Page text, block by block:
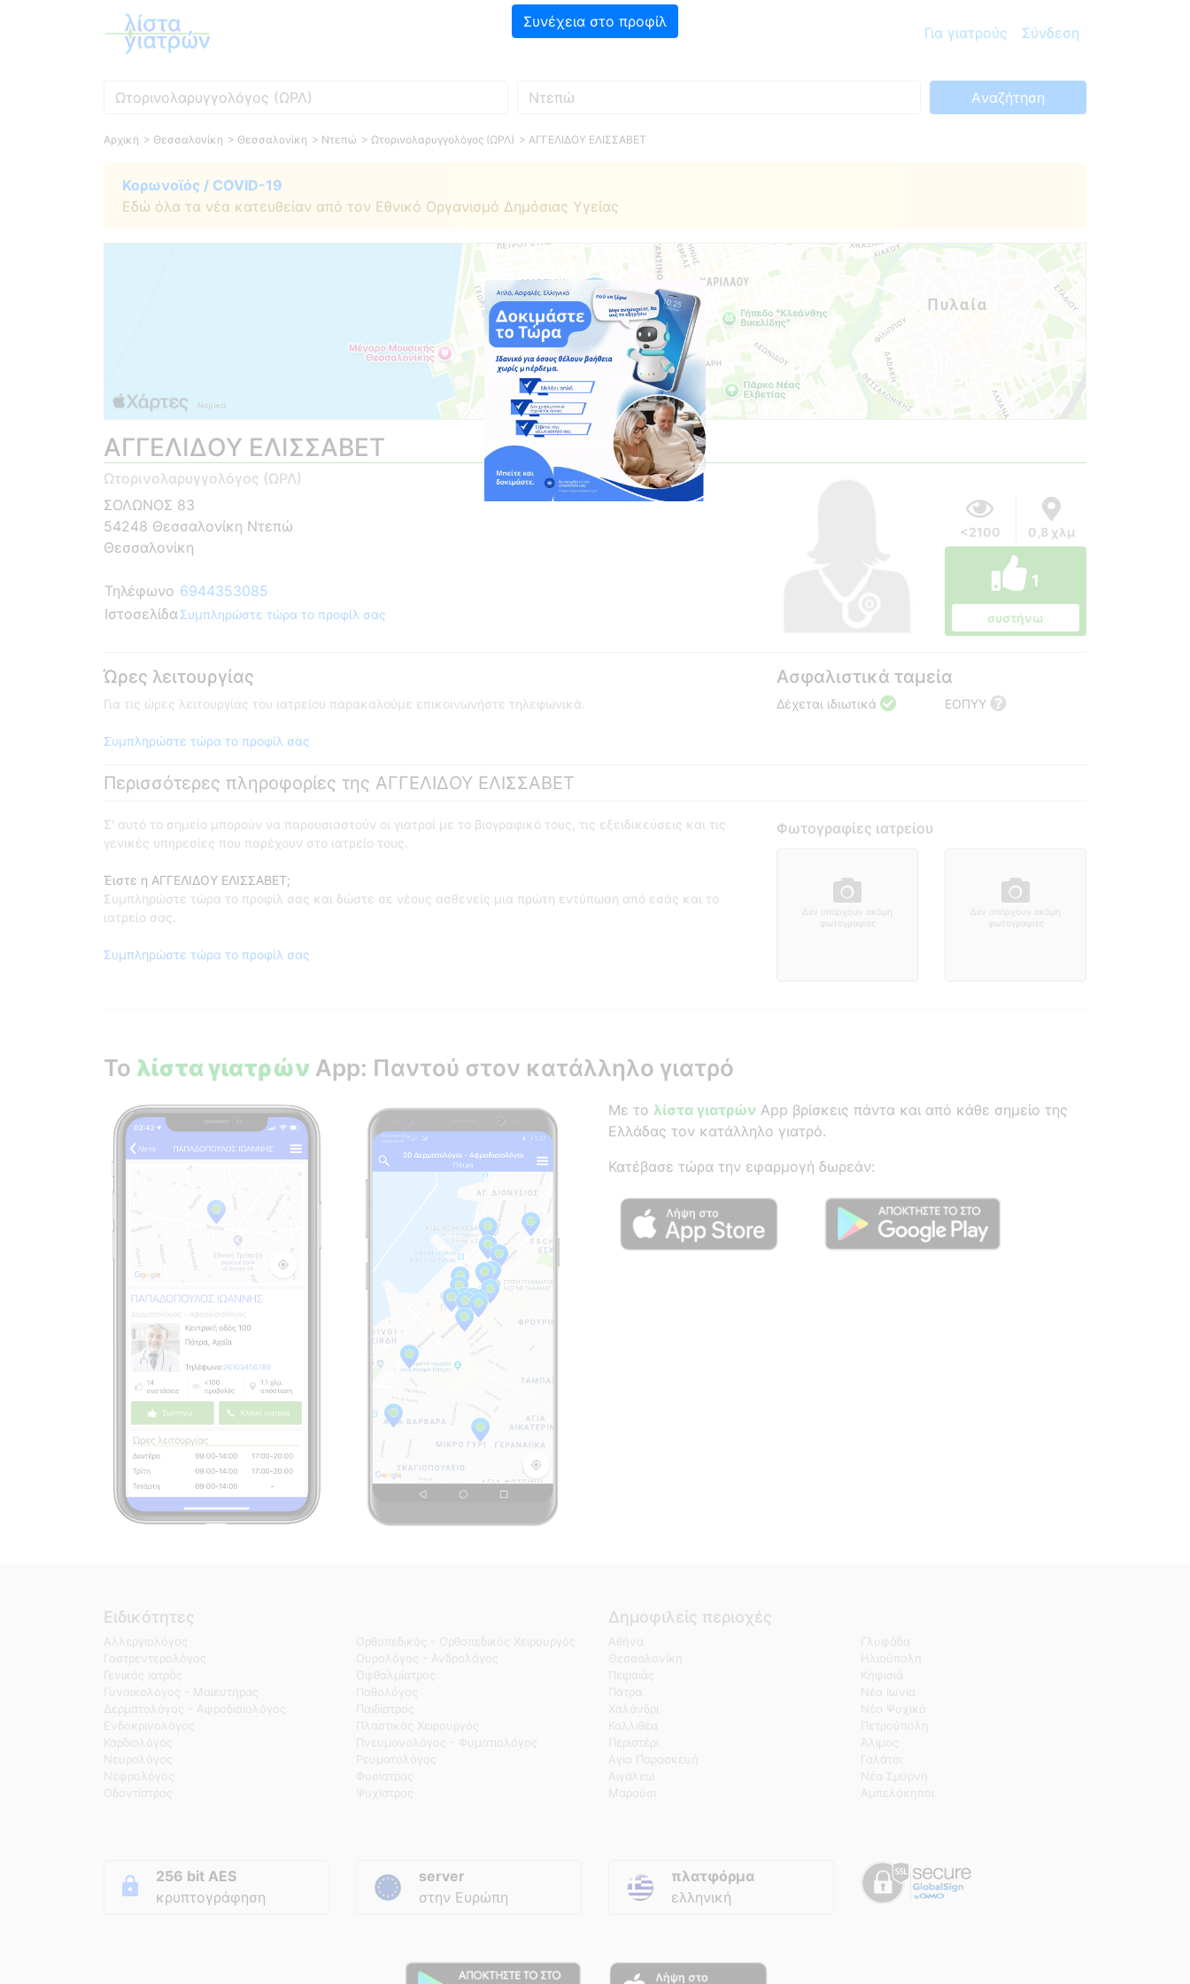
Για γιατρούς Σύνδεση
Συνέχεια στο προφίλ
Ειδικότητα Πού Aναζήτηση
Αρχική > Θεσσαλονίκη > Θεσσαλονίκη > Ντεπώ > Ωτορινολαρυγγολόγος (ΩΡΛ) > ΑΓΓΕΛΙΔΟΥ ΕΛΙΣΣΑΒΕΤ
Κορωνοϊός / COVID-19
Εδώ όλα τα νέα κατευθείαν από τον Εθνικό Οργανισμό Δημόσιας Υγείας
ΑΓΓΕΛΙΔΟΥ ΕΛΙΣΣΑΒΕΤ
Ωτορινολαρυγγολόγος (ΩΡΛ)
ΣΟΛΩΝΟΣ 83
54248 Θεσσαλονίκη Ντεπώ
Θεσσαλονίκη
Τηλέφωνο 6944353085
Ιστοσελίδα Συμπληρώστε τώρα το προφίλ σας
<2100 0,8 χλμ
1
συστήνω
Ώρες λειτουργίας
Για τις ώρες λειτουργίας του ιατρείου παρακαλούμε επικοινωνήστε τηλεφωνικά.
Συμπληρώστε τώρα το προφίλ σας
Ασφαλιστικά ταμεία
Δέχεται ιδιωτικά ΕΟΠΥΥ
Περισσότερες πληροφορίες της ΑΓΓΕΛΙΔΟΥ ΕΛΙΣΣΑΒΕΤ
Σ' αυτό το σημείο μπορούν να παρουσιαστούν οι γιατροί με το βιογραφικό τους, τις εξειδικεύσεις και τις
γενικές υπηρεσίες που παρέχουν στο ιατρείο τους.
Έιστε η ΑΓΓΕΛΙΔΟΥ ΕΛΙΣΣΑΒΕΤ;
Συμπληρώστε τώρα το προφίλ σας και δώστε σε νέους ασθενείς μια πρώτη εντύπωση από εσάς και το
ιατρείο σας.
Συμπληρώστε τώρα το προφίλ σας
Φωτογραφίες ιατρείου
Δεν υπάρχουν ακόμη
φωτογραφίες
Δεν υπάρχουν ακόμη
φωτογραφίες
Το λίστα γιατρών App: Παντού στον κατάλληλο γιατρό
Με το λίστα γιατρών App βρίσκεις πάντα και από κάθε σημείο της
Ελλάδας τον κατάλληλο γιατρό.
Κατέβασε τώρα την εφαρμογή δωρεάν:
Ειδικότητες
Αλλεργιολόγος
Γαστρεντερολόγος
Γενικός Ιατρός
Γυναικολόγος - Μαιευτήρας
Δερματολόγος - Αφροδισιολόγος
Ενδοκρινολόγος
Καρδιολόγος
Νευρολόγος
Νεφρολόγος
Οδοντίατρος
Ορθοπεδικός - Ορθοπεδικός Χειρουργός
Ουρολόγος - Ανδρολόγος
Οφθαλμίατρος
Παθολόγος
Παιδίατρος
Πλαστικός Χειρουργός
Πνευμονολόγος - Φυματιολόγος
Ρευματολόγος
Φυσίατρος
Ψυχίατρος
Δημοφιλείς περιοχές
Αθήνα
Θεσσαλονίκη
Πειραιάς
Πάτρα
Χαλάνδρι
Καλλιθέα
Περιστέρι
Αγία Παρασκευή
Αιγάλεω
Μαρούσι
Γλυφάδα
Ηλιούπολη
Κηφισιά
Νέα Ιωνία
Νέο Ψυχικό
Πετρούπολη
Άλιμος
Γαλάτσι
Νέα Σμύρνη
Αμπελόκηποι
256 bit AES
κρυπτογράφηση
server
στην Ευρώπη
πλατφόρμα
ελληνική